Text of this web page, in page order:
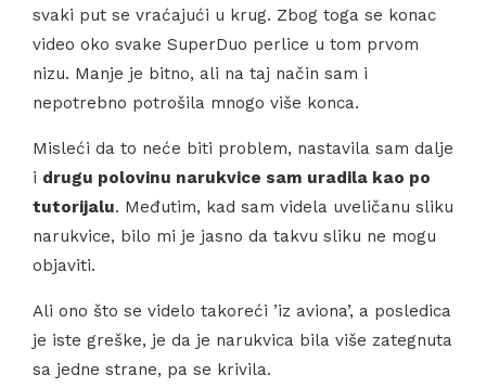
svaki put se vraćajući u krug. Zbog toga se konac
video oko svake SuperDuo perlice u tom prvom
nizu. Manje je bitno, ali na taj način sam i
nepotrebno potrošila mnogo više konca.
Misleći da to neće biti problem, nastavila sam dalje
i drugu polovinu narukvice sam uradila kao po
tutorijalu. Međutim, kad sam videla uveličanu sliku
narukvice, bilo mi je jasno da takvu sliku ne mogu
objaviti.
Ali ono što se videlo takoreći ’iz aviona’, a posledica
je iste greške, je da je narukvica bila više zategnuta
sa jedne strane, pa se krivila.